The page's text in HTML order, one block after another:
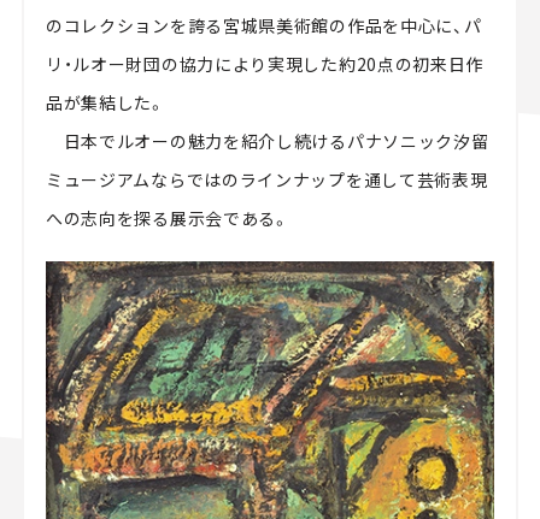
のコレクションを誇る宮城県美術館の作品を中心に、パ
リ・ルオー財団の協力により実現した約20点の初来日作
品が集結した。
日本でルオーの魅力を紹介し続けるパナソニック汐留
ミュージアムならではのラインナップを通して芸術表現
への志向を探る展示会である。